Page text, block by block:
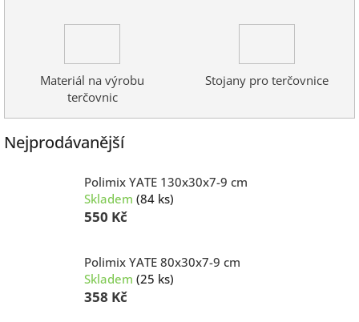
Materiál na výrobu
terčovnic
Stojany pro terčovnice
Nejprodávanější
Polimix YATE 130x30x7-9 cm
Skladem (84 ks)
550 Kč
Polimix YATE 80x30x7-9 cm
Skladem (25 ks)
358 Kč